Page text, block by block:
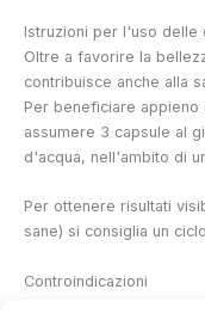
Istruzioni per l'uso delle
Oltre a favorire la
contribuisce anche alla
Per beneficiare
assumere 3 capsule al
d'acqua, nell'ambito di
Per ottenere risultati
sane) si consiglia un
Controindicazioni